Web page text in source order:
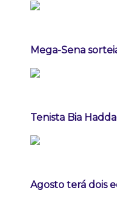
Mega-Sena
Tenista Bia
Agosto terá dois